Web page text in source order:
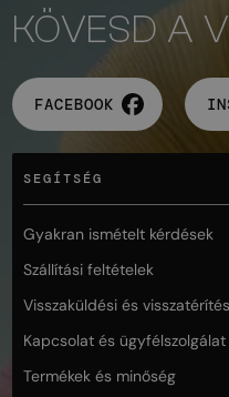
KÖVESD A
FACEBOOK
SEGÍTSÉG
Gyakran ismételt kérdések
Szállítási feltételek
Visszaküldési és
Kapcsolat és ügyfélszolgálat
Termékek és minőség